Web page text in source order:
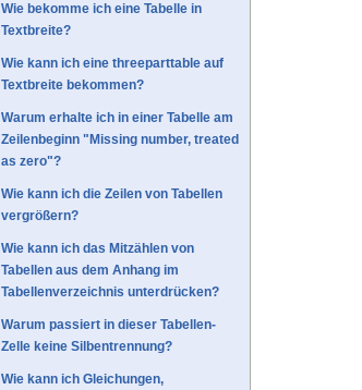
Wie bekomme ich eine Tabelle in
Textbreite?
Wie kann ich eine threeparttable auf
Textbreite bekommen?
Warum erhalte ich in einer Tabelle am
Zeilenbeginn "Missing number, treated
as zero"?
Wie kann ich die Zeilen von Tabellen
vergrößern?
Wie kann ich das Mitzählen von
Tabellen aus dem Anhang im
Tabellenverzeichnis unterdrücken?
Warum passiert in dieser Tabellen-
Zelle keine Silbentrennung?
Wie kann ich Gleichungen,